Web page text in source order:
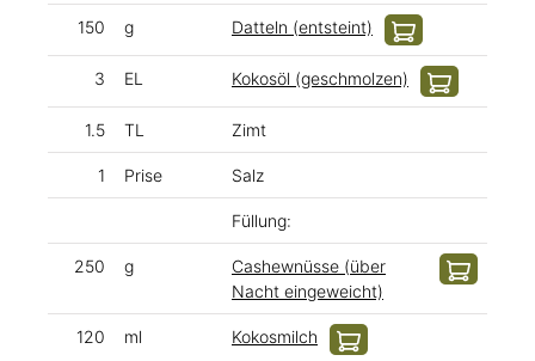
150 g Datteln (entsteint)
3 EL Kokosöl (geschmolzen)
1.5 TL Zimt
1 Prise Salz
Füllung:
250 g
Cashewnüsse (über
Nacht eingeweicht)
120 ml Kokosmilch